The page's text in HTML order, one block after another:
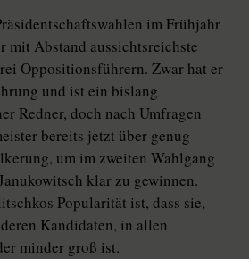
im Frühjahr
mit Abstand aussichtsreichste
Oppositionsführern. Zwar hat er
und ist ein bislang
Redner, doch nach Umfragen
bereits jetzt über genug
um im zweiten Wahlgang
klar zu gewinnen.
Popularität ist, dass sie,
Kandidaten, in allen
minder groß ist.